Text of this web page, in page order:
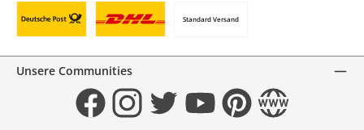
Standard Versand
Unsere Communities
FacebookInstagramTwitter YouTubePinterestWebsite